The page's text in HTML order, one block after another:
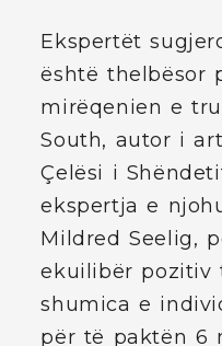
Ekspertët
është thelbësor
mirëqenien e
South, autor i
Çelësi i
ekspertja e
Mildred Seelig,
ekuilibër pozitiv
shumica e
për të paktën 6